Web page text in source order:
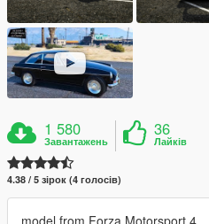
1 580
Завантажень
36
Лайків
4.38 / 5 зірок (4 голосів)
model from Forza Motorsport 4